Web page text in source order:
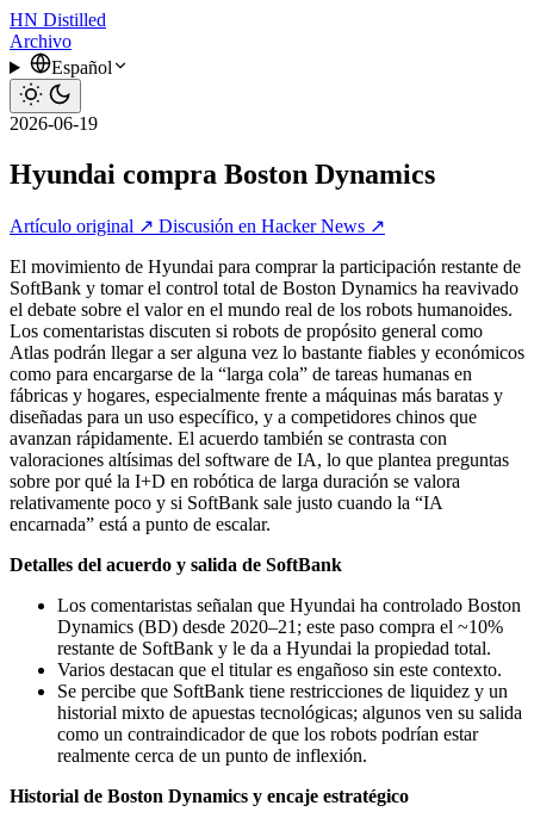
HN Distilled
Archivo
Español
2026-06-19
Hyundai compra Boston Dynamics
Artículo original ↗ Discusión en Hacker News ↗
El movimiento de Hyundai para comprar la participación restante de
SoftBank y tomar el control total de Boston Dynamics ha reavivado
el debate sobre el valor en el mundo real de los robots humanoides.
Los comentaristas discuten si robots de propósito general como
Atlas podrán llegar a ser alguna vez lo bastante fiables y económicos
como para encargarse de la “larga cola” de tareas humanas en
fábricas y hogares, especialmente frente a máquinas más baratas y
diseñadas para un uso específico, y a competidores chinos que
avanzan rápidamente. El acuerdo también se contrasta con
valoraciones altísimas del software de IA, lo que plantea preguntas
sobre por qué la I+D en robótica de larga duración se valora
relativamente poco y si SoftBank sale justo cuando la “IA
encarnada” está a punto de escalar.
Detalles del acuerdo y salida de SoftBank
Los comentaristas señalan que Hyundai ha controlado Boston
Dynamics (BD) desde 2020–21; este paso compra el ~10%
restante de SoftBank y le da a Hyundai la propiedad total.
Varios destacan que el titular es engañoso sin este contexto.
Se percibe que SoftBank tiene restricciones de liquidez y un
historial mixto de apuestas tecnológicas; algunos ven su salida
como un contraindicador de que los robots podrían estar
realmente cerca de un punto de inflexión.
Historial de Boston Dynamics y encaje estratégico